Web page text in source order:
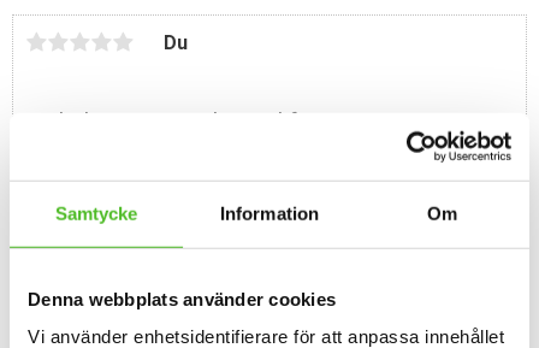
Samtycke Information Om
Denna webbplats använder cookies
Vi använder enhetsidentifierare för att anpassa innehållet
Du
Bli den första att lämna ett omdöme.